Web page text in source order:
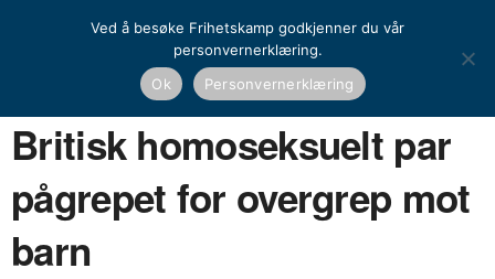
Britisk homoseksuelt par pågrepet for overgrep mot barn
Britisk homoseksuelt par
pågrepet for overgrep mot
barn
Ved å besøke Frihetskamp godkjenner du vår
personvernerklæring.
Ok
Personvernerklæring